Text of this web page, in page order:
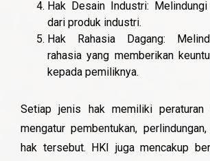
Hak Desain Industri:
dari produk industri.
Hak Rahasia Dagang:
rahasia yang memberikan
kepada pemiliknya.
Setiap jenis hak memiliki peraturan
mengatur pembentukan,
hak tersebut. HKI juga mencakup